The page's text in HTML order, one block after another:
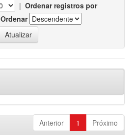
| Ordenar registros por
Ordenar
Anterior 1 Próximo